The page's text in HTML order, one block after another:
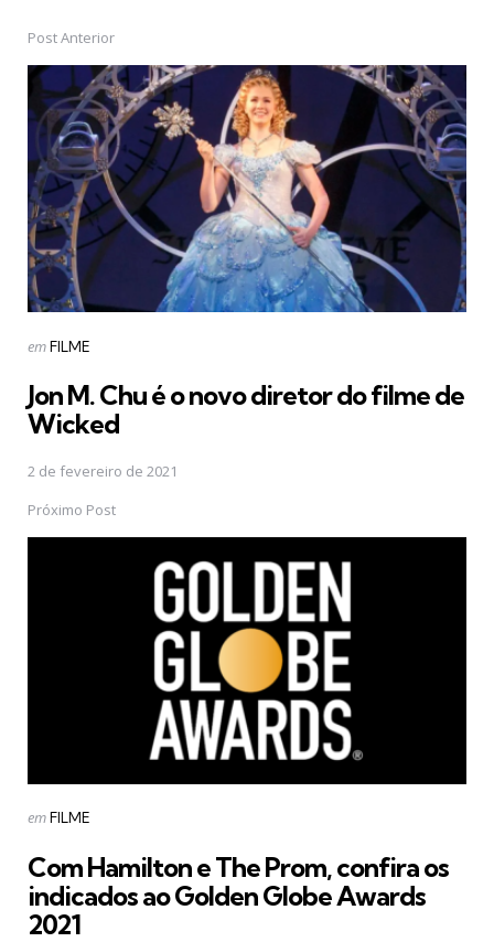
Post
navigation
Post Anterior
Postado
emFILME
Jon M. Chu é o novo diretor do filme de
Wicked
2 de fevereiro de 2021
Próximo Post
Postado
emFILME
Com Hamilton e The Prom, confira os
indicados ao Golden Globe Awards
2021